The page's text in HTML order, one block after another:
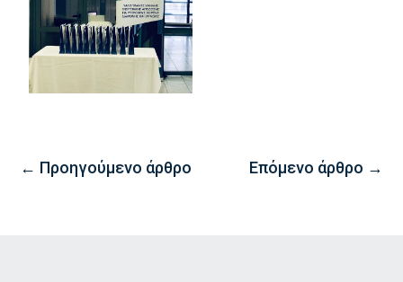
← Προηγούμενο άρθρο Επόμενο άρθρο →